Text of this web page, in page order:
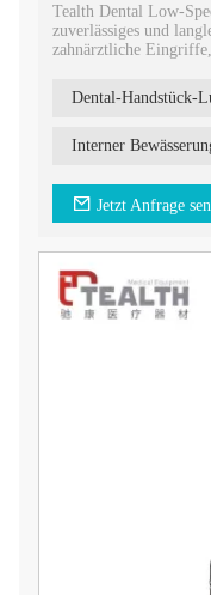
​Tealth Dental Low-
zuverlässiges und
zahnärztliche
Interner
Jetzt Anfrage